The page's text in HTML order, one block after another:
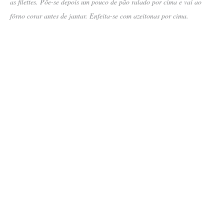
fôrno corar antes de jantar. Enfeita-se com azeitonas por cima.